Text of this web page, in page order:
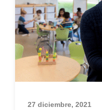
27 diciembre, 2021